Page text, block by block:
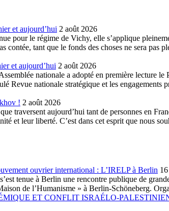
et aujourd’hui 2 août 2026
pour le régime de Vichy, elle s’applique
contée, tant que le fonds des choses ne sera pas
et aujourd’hui 2 août 2026
nationale a adopté en première lecture
Revue nationale stratégique et les
! 2 août 2026
traversent aujourd’hui tant de personnes en
et leur liberté. C’est dans cet esprit que nous
ouvrier international : L’IRELP à Berlin
tenue à Berlin une rencontre publique de
de l’Humanisme » à Berlin-Schöneberg.
ET CONFLIT ISRAÉLO-